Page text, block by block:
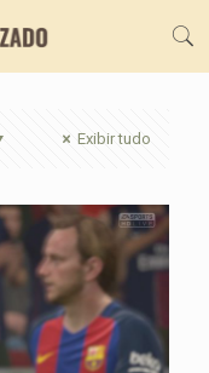
Exibir tudo